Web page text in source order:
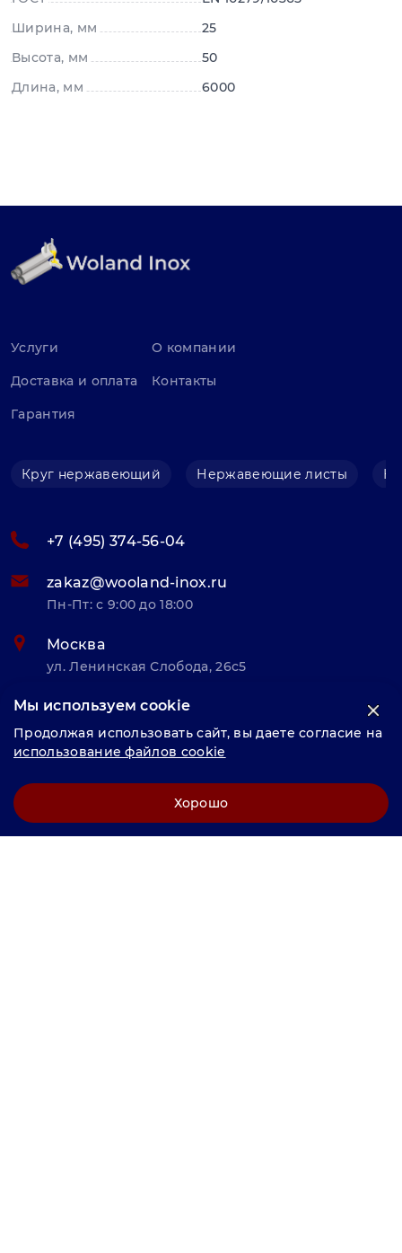
Ширина, мм
25
Высота, мм
50
Длина, мм
6000
Услуги
Доставка и оплата
Гарантия
О компании
Контакты
Круг нержавеющий Нержавеющие листы
+7 (495) 374-56-04
zakaz@wooland-inox.ru
Пн-Пт: с 9:00 до 18:00
Москва
ул. Ленинская Слобода, 26с5
© «Велунд нержавейка» 2025, Разработка и комплексное
продвижение " LCAgency"
Мы используем cookie
Продолжая использовать сайт, вы даете согласие на
использование файлов cookie
Хорошо